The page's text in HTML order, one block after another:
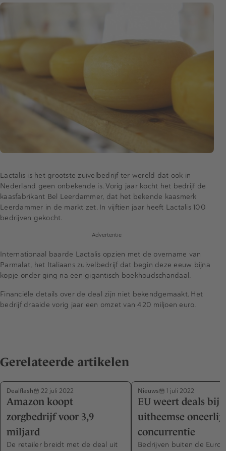
Lactalis is het grootste zuivelbedrijf ter wereld dat ook in
Nederland geen onbekende is. Vorig jaar kocht het bedrijf de
kaasfabrikant Bel Leerdammer, dat het bekende kaasmerk
Leerdammer in de markt zet. In vijftien jaar heeft Lactalis 100
bedrijven gekocht.
Advertentie
Internationaal baarde Lactalis opzien met de overname van
Parmalat, het Italiaans zuivelbedrijf dat begin deze eeuw bijna
kopje onder ging na een gigantisch boekhoudschandaal.
Financiële details over de deal zijn niet bekendgemaakt. Het
bedrijf draaide vorig jaar een omzet van 420 miljoen euro.
Gerelateerde artikelen
Dealflash 22 juli 2022
Amazon koopt
zorgbedrijf voor 3,9
miljard
De retailer breidt met de deal uit
Nieuws 1 juli 2022
EU weert deals bij
uitheemse
concurrentie
Bedrijven buiten de